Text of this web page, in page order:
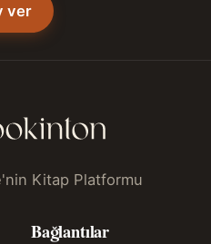
ver
Kitap Platformu
Bağlantılar